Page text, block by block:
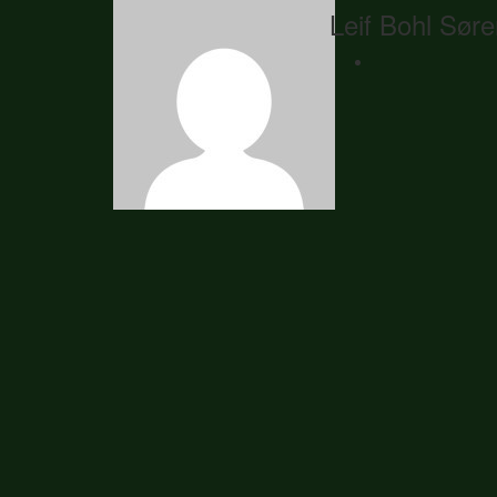
Leif Bohl